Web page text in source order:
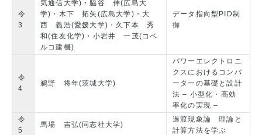
令
3
気通信大学)・脇谷 伸(広島大
学)・木下 拓矢(広島大学)・大
西 義浩(愛媛大学)・久下本 秀
和(住友化学)・小岩井 一茂(コベ
ルコ建機)
データ指向型PID制
御
令
4
鵜野 将年(茨城大学)
パワーエレクトロニ
クスにおけるコンバ
ーターの基礎と設計
法 – 小型化・高効
率化の実現 –
令
5
馬場 吉弘(同志社大学)
過渡現象論 理論と
計算方法を学ぶ